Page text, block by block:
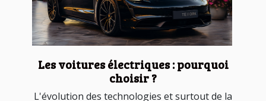
Les voitures électriques : pourquoi
choisir ?
L'évolution des technologies et surtout de la